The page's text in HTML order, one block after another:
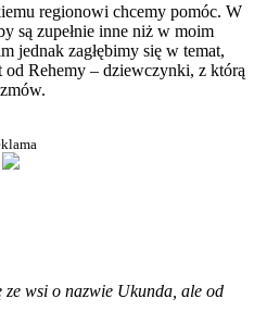
regionowi chcemy pomóc. W
są zupełnie inne niż w moim
jednak zagłębimy się w temat,
od Rehemy – dziewczynki, z którą
ze wsi o nazwie Ukunda, ale od